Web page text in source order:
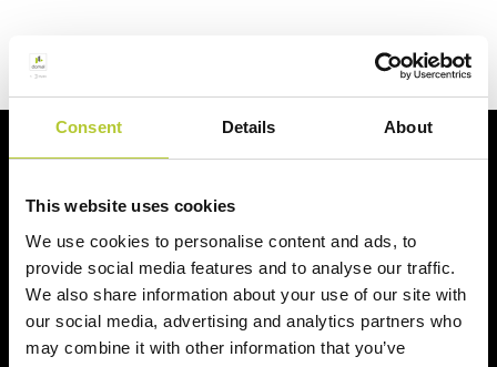
Consent Details About
This website uses cookies
We use cookies to personalise content and ads, to
provide social media features and to analyse our traffic.
We also share information about your use of our site with
our social media, advertising and analytics partners who
may combine it with other information that you’ve
Il tuo nome, cognome e l'indirizzo del tuo progetto
Nome e cognome